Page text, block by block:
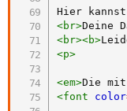
<br>
<br><b>
<p>
<em>
<font color